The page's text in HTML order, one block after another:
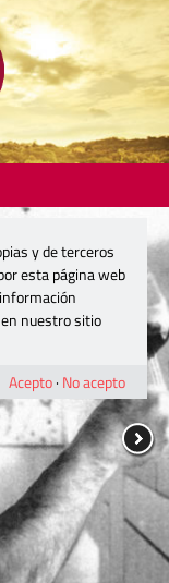
y de terceros
esta página web
nuestro sitio
Acepto· No acepto